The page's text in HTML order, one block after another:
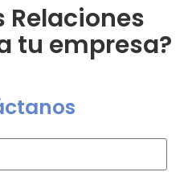
Relaciones
tu empresa?